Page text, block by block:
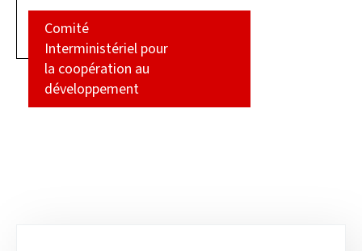
Comité
Interministériel pour
la coopération au
développement